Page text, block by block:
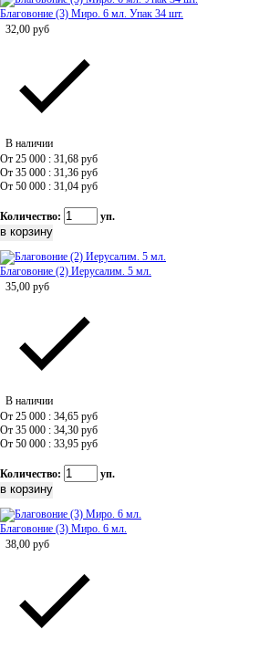
Благовоние (3) Миро. 6 мл. Упак 34 шт.
32,00 руб
В наличии
От 25 000 : 31,68 руб
От 35 000 : 31,36 руб
От 50 000 : 31,04 руб
Количество: уп.
Благовоние (2) Иерусалим. 5 мл.
35,00 руб
В наличии
От 25 000 : 34,65 руб
От 35 000 : 34,30 руб
От 50 000 : 33,95 руб
Количество: уп.
Благовоние (3) Миро. 6 мл.
38,00 руб